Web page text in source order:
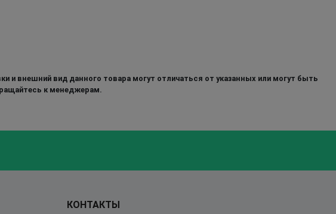
и внешний вид данного товара могут отличаться от указанных или могут быть
к менеджерам.
КОНТАКТЫ